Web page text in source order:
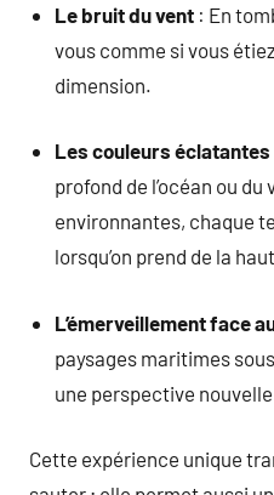
Le bruit du vent : En
vous comme si vous
dimension.
Les couleurs éclatantes
profond de l’océan ou
environnantes, chaque
lorsqu’on prend de la
L’émerveillement face
paysages maritimes
une perspective
Cette expérience unique